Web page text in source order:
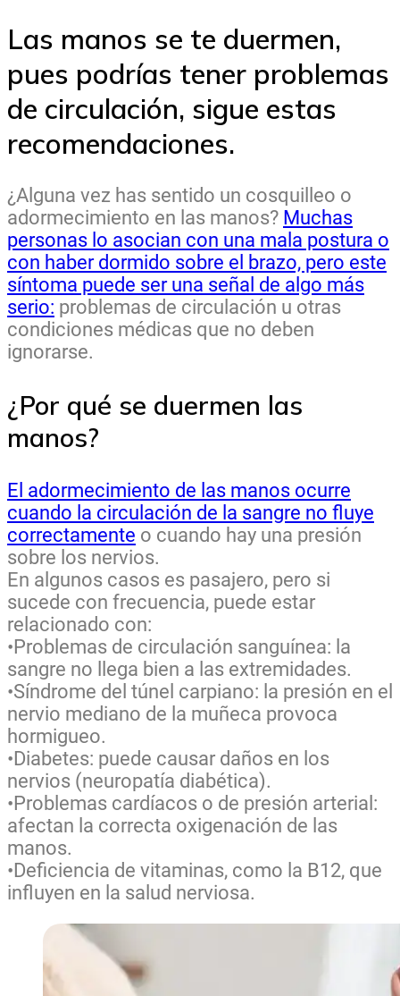
Las manos se te duermen,
pues podrías tener problemas
de circulación, sigue estas
recomendaciones.
¿Alguna vez has sentido un cosquilleo o
adormecimiento en las manos? Muchas
personas lo asocian con una mala postura o
con haber dormido sobre el brazo, pero este
síntoma puede ser una señal de algo más
serio: problemas de circulación u otras
condiciones médicas que no deben
ignorarse.
¿Por qué se duermen las
manos?
El adormecimiento de las manos ocurre
cuando la circulación de la sangre no fluye
correctamente o cuando hay una presión
sobre los nervios.
En algunos casos es pasajero, pero si
sucede con frecuencia, puede estar
relacionado con:
•Problemas de circulación sanguínea: la
sangre no llega bien a las extremidades.
•Síndrome del túnel carpiano: la presión en el
nervio mediano de la muñeca provoca
hormigueo.
•Diabetes: puede causar daños en los
nervios (neuropatía diabética).
•Problemas cardíacos o de presión arterial:
afectan la correcta oxigenación de las
manos.
•Deficiencia de vitaminas, como la B12, que
influyen en la salud nerviosa.